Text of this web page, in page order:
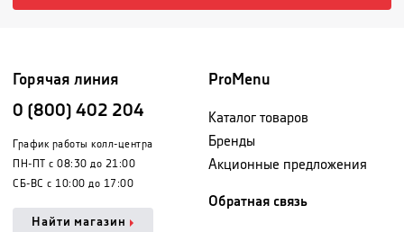
Горячая линия
0 (800) 402 204
График работы колл-центра
ПН-ПТ с 08:30 до 21:00
СБ-ВС с 10:00 до 17:00
Найти магазин
ProMenu
Каталог товаров
Бренды
Акционные предложения
Обратная связь